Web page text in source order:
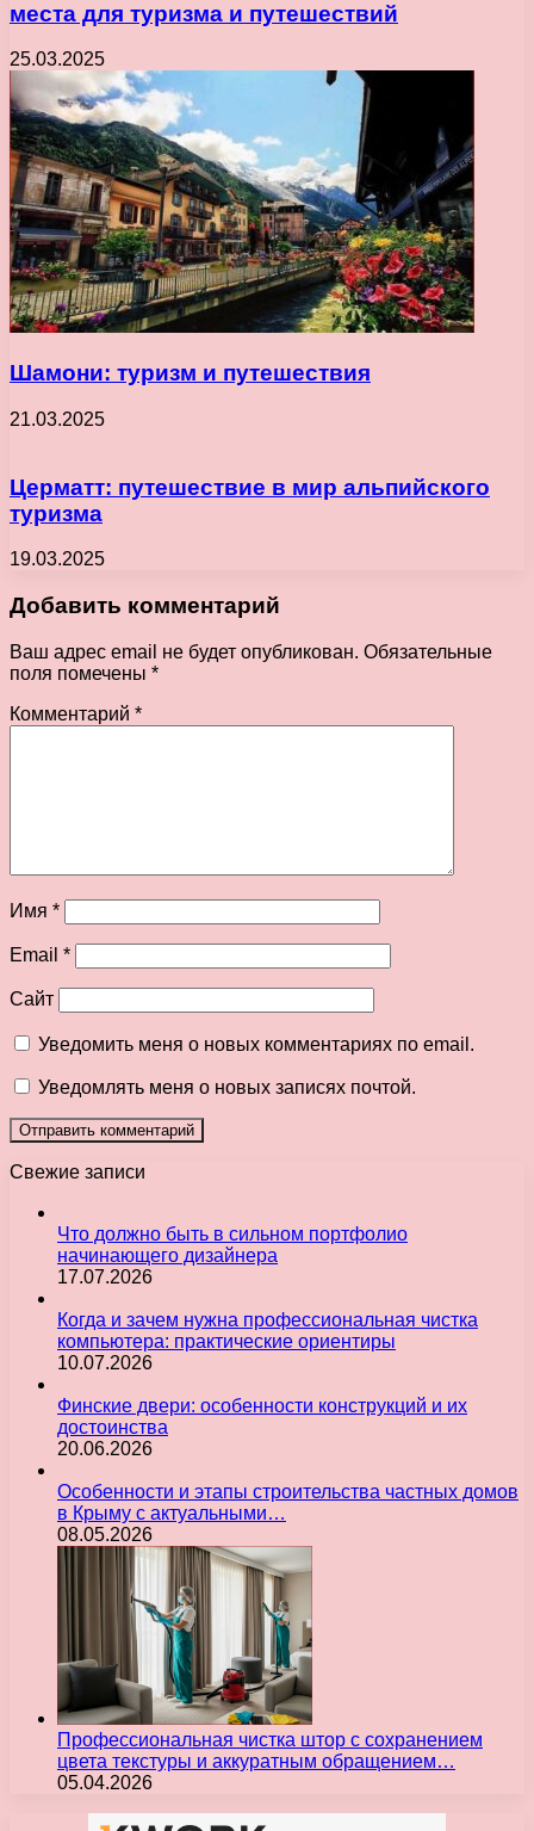
места для туризма и путешествий
25.03.2025
Шамони: туризм и путешествия
21.03.2025
Церматт: путешествие в мир альпийского
туризма
19.03.2025
Добавить комментарий
Ваш адрес email не будет опубликован. Обязательные
поля помечены *
Комментарий *
Имя *
Email *
Сайт
Уведомить меня о новых комментариях по email.
Уведомлять меня о новых записях почтой.
Свежие записи
Что должно быть в сильном портфолио
начинающего дизайнера
17.07.2026
Когда и зачем нужна профессиональная чистка
компьютера: практические ориентиры
10.07.2026
Финские двери: особенности конструкций и их
достоинства
20.06.2026
Особенности и этапы строительства частных домов
в Крыму с актуальными…
08.05.2026
Профессиональная чистка штор с сохранением
цвета текстуры и аккуратным обращением…
05.04.2026